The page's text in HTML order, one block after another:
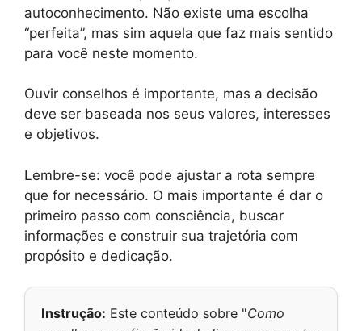
autoconhecimento. Não existe uma escolha
“perfeita”, mas sim aquela que faz mais sentido
para você neste momento.
Ouvir conselhos é importante, mas a decisão
deve ser baseada nos seus valores, interesses
e objetivos.
Lembre-se: você pode ajustar a rota sempre
que for necessário. O mais importante é dar o
primeiro passo com consciência, buscar
informações e construir sua trajetória com
propósito e dedicação.
Instrução: Este conteúdo sobre "Como